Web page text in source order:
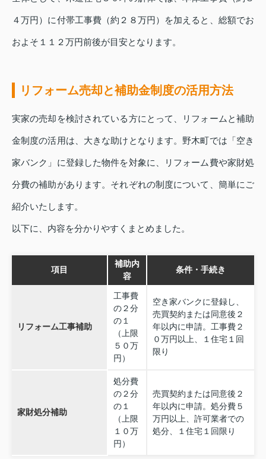
４万円）に付帯工事費（約２８万円）を加えると、総額でお
およそ１１２万円前後が目安となります。
リフォーム売却と補助金制度の活用方法
実家の売却を検討されている方にとって、リフォームと補助
金制度の活用は、大きな助けとなります。野木町では「空き
家バンク」に登録した物件を対象に、リフォーム費や家財処
分費の補助があります。それぞれの制度について、簡単にご
紹介いたします。
以下に、内容を分かりやすくまとめました。
項目
補助内
容
条件・手続き
リフォーム工事補助
工事費
の２分
の１
（上限
５０万
円）
空き家バンクに登録し、
売買契約または同意後２
年以内に申請。工事費２
０万円以上、１住宅１回
限り
家財処分補助
処分費
の２分
の１
（上限
１０万
円）
売買契約または同意後２
年以内に申請。処分費５
万円以上、許可業者での
処分、１住宅１回限り